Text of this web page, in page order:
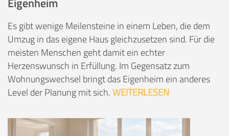
Es gibt wenige Meilensteine in einem Leben, die dem
Umzug in das eigene Haus gleichzusetzen sind. Für die
meisten Menschen geht damit ein echter
Herzenswunsch in Erfüllung. Im Gegensatz zum
Wohnungswechsel bringt das Eigenheim ein anderes
Level der Planung mit sich.WEITERLESEN